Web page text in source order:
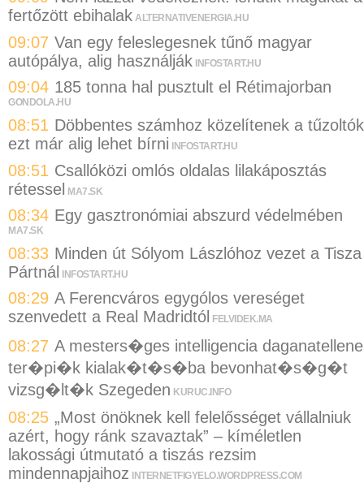
fertőzött ebihalak ALTERNATIVENERGIA.HU
09:07 Van egy feleslegesnek tűnő magyar
autópálya, alig használják INFOSTART.HU
09:04 185 tonna hal pusztult el Rétimajorban
GONDOLA.HU
08:51 Döbbentes számhoz közelítenek a
ezt már alig lehet bírni
INFOSTART.HU
08:51 Csallóközi omlós oldalas lilakáposztás
rétessel MA7.SK
08:34 Egy gasztronómiai abszurd védelmében
MA7.SK
08:33 Minden út Sólyom Lászlóhoz vezet a Tisza
Pártnál INFOSTART.HU
08:29 A Ferencváros egygólos vereséget
szenvedett a Real Madridtól
FELVIDEK.MA
08:27 A mesters�ges intelligencia
ter�pi�k kialak�t�s�ba bevonhat�s�g�t
vizsg�lt�k Szegeden KURUC.INFO
08:25 „Most önöknek kell felelősséget vállalniuk
azért, hogy ránk szavaztak” – kíméletlen
lakossági útmutató a tiszás rezsim
mindennapjaihoz INTERNETFIGYELO.WORDPRESS.COM